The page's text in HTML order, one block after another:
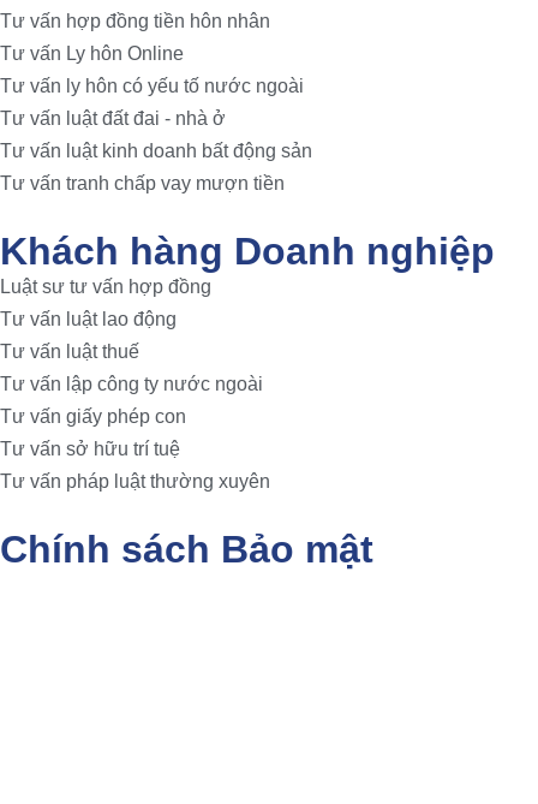
Tư vấn hợp đồng tiền hôn nhân
Tư vấn Ly hôn Online
Tư vấn ly hôn có yếu tố nước ngoài
Tư vấn luật đất đai - nhà ở
Tư vấn luật kinh doanh bất động sản
Tư vấn tranh chấp vay mượn tiền
Khách hàng Doanh nghiệp
Luật sư tư vấn hợp đồng
Tư vấn luật lao động
Tư vấn luật thuế
Tư vấn lập công ty nước ngoài
Tư vấn giấy phép con
Tư vấn sở hữu trí tuệ
Tư vấn pháp luật thường xuyên
Chính sách Bảo mật